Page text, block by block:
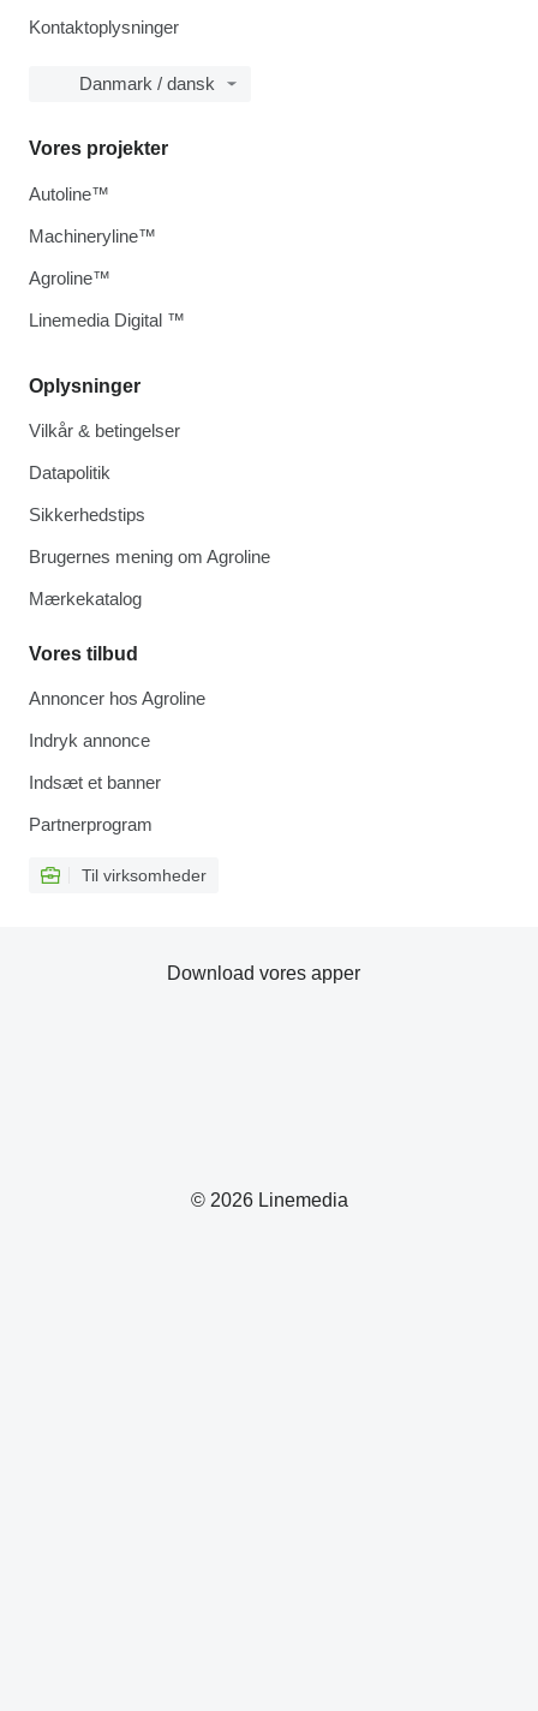
Kontaktoplysninger
Danmark / dansk
Oplysninger
Vilkår & betingelser
Datapolitik
Sikkerhedstips
Brugernes mening om Agroline
Mærkekatalog
Vores tilbud
Annoncer hos Agroline
Indryk annonce
Indsæt et banner
Partnerprogram
Til virksomheder
Vores projekter
Autoline™
Machineryline™
Agroline™
Linemedia Digital ™
© 2026 Linemedia
Download vores apper